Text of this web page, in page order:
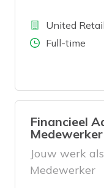
BedrijfUnited
Aantal uren
Full-time
Financieel
Medewerker
Jouw werk
Medewerker